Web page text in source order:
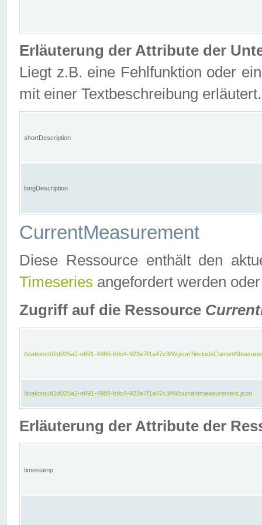
Erläuterung der Attribute der
Liegt z.B. eine Fehlfunktion oder
mit einer Textbeschreibung erläutert.
shortDescription
longDescription
CurrentMeasurement
Diese Ressource enthält den
Timeseries angefordert werden
Zugriff auf die Ressource
/stations/d2d025a2-e691-4986-b9c4-923e7f1a47c3/
/stations/d2d025a2-e691-4986-b9c4-923e7f1a47c3/W/currentmeasurement.json
Erläuterung der Attribute der
timestamp